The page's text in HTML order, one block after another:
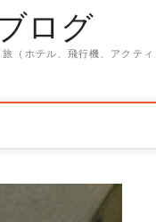
ログ
（ホテル、飛行機、アクテ